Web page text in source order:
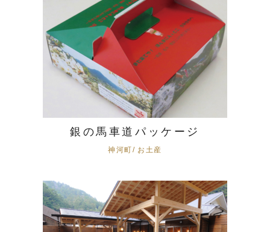
銀の馬車道パッケージ
神河町/ お土産